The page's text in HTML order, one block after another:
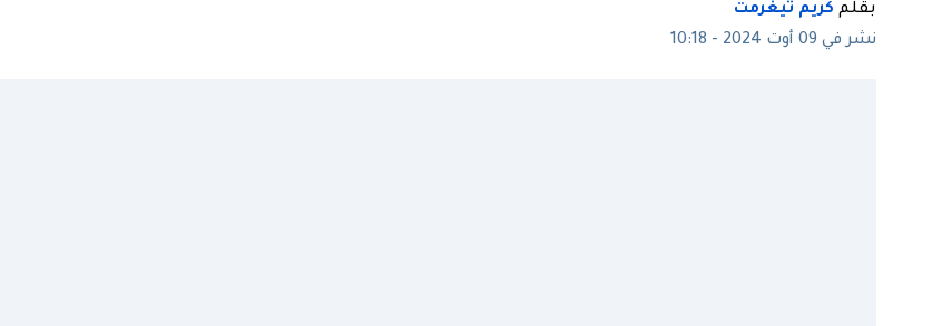
بقلم كريم تيغرمت
نشر في 09 أوت 2024 - 10:18